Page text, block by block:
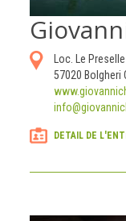
Loc. Le
57020
DETAIL DE